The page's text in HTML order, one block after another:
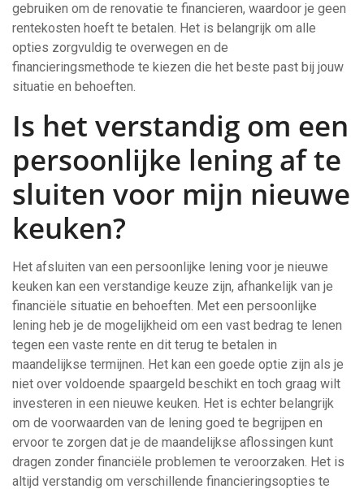
gebruiken om de renovatie te financieren, waardoor je geen
rentekosten hoeft te betalen. Het is belangrijk om alle
opties zorgvuldig te overwegen en de
financieringsmethode te kiezen die het beste past bij jouw
situatie en behoeften.
Is het verstandig om een
persoonlijke lening af te
sluiten voor mijn nieuwe
keuken?
Het afsluiten van een persoonlijke lening voor je nieuwe
keuken kan een verstandige keuze zijn, afhankelijk van je
financiële situatie en behoeften. Met een persoonlijke
lening heb je de mogelijkheid om een vast bedrag te lenen
tegen een vaste rente en dit terug te betalen in
maandelijkse termijnen. Het kan een goede optie zijn als je
niet over voldoende spaargeld beschikt en toch graag wilt
investeren in een nieuwe keuken. Het is echter belangrijk
om de voorwaarden van de lening goed te begrijpen en
ervoor te zorgen dat je de maandelijkse aflossingen kunt
dragen zonder financiële problemen te veroorzaken. Het is
altijd verstandig om verschillende financieringsopties te